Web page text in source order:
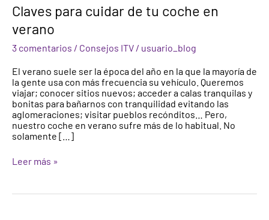
Claves para cuidar de tu coche en
verano
3 comentarios / Consejos ITV / usuario_blog
El verano suele ser la época del año en la que la mayoría de
la gente usa con más frecuencia su vehículo. Queremos
viajar; conocer sitios nuevos; acceder a calas tranquilas y
bonitas para bañarnos con tranquilidad evitando las
aglomeraciones; visitar pueblos recónditos… Pero,
nuestro coche en verano sufre más de lo habitual. No
solamente […]
Leer más »